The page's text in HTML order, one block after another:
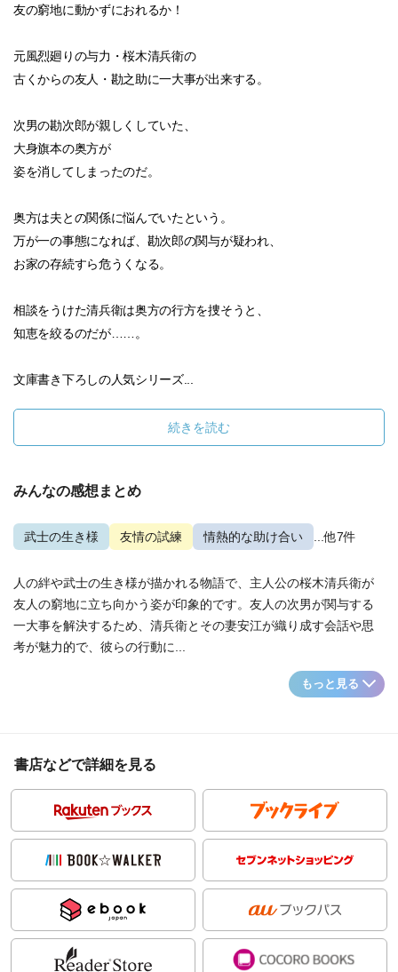
友の窮地に動かずにおれるか！
元風烈廻りの与力・桜木清兵衛の
古くからの友人・勘之助に一大事が出来する。
次男の勘次郎が親しくしていた、
大身旗本の奥方が
姿を消してしまったのだ。
奥方は夫との関係に悩んでいたという。
万が一の事態になれば、勘次郎の関与が疑われ、
お家の存続すら危うくなる。
相談をうけた清兵衛は奥方の行方を捜そうと、
知恵を絞るのだが……。
文庫書き下ろしの人気シリーズ...
続きを読む
みんなの感想まとめ
武士の生き様 友情の試練 情熱的な助け合い ...他7件
人の絆や武士の生き様が描かれる物語で、主人公の桜木清兵衛が
友人の窮地に立ち向かう姿が印象的です。友人の次男が関与する
一大事を解決するため、清兵衛とその妻安江が織り成す会話や思
考が魅力的で、彼らの行動に...
もっと見る
書店などで詳細を見る